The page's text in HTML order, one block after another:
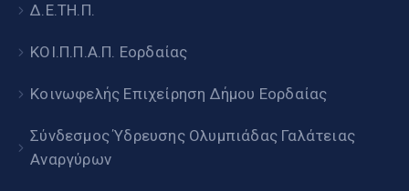
Δ.Ε.ΤΗ.Π.
ΚΟΙ.Π.Π.Α.Π. Εορδαίας
Κοινωφελής Επιχείρηση Δήμου Εορδαίας
Σύνδεσμος Ύδρευσης Ολυμπιάδας Γαλάτειας
Αναργύρων